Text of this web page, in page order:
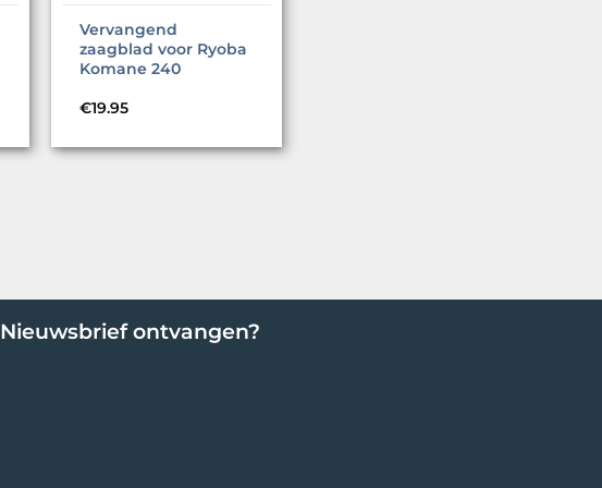
Vervangend
zaagblad voor Ryoba
Komane 240
€19.95
Nieuwsbrief ontvangen?